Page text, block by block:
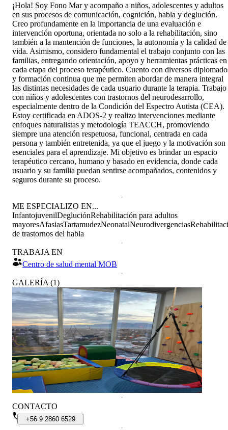
¡Hola! Soy Fono Mar y acompaño a niños, adolescentes y adultos
en sus procesos de comunicación, cognición, habla y deglución.
Creo profundamente en la importancia de una evaluación e
intervención oportuna, orientada no solo a la rehabilitación, sino
también a la mantención de funciones, la autonomía y la calidad de
vida. Asimismo, considero fundamental el trabajo conjunto con las
familias, entregando orientación, apoyo y herramientas prácticas en
cada etapa del proceso terapéutico. Cuento con diversos
y formación continua que me permiten abordar de manera integral
las distintas necesidades de cada usuario durante la terapia. Trabajo
con niños y adolescentes con trastornos del neurodesarrollo,
especialmente dentro de la Condición del Espectro Autista (CEA).
Estoy certificada en ADOS-2 y realizo intervenciones mediante
enfoques naturalistas y metodología TEACCH, promoviendo
siempre una atención respetuosa, funcional, centrada en cada
persona y también entretenida, ya que el juego y la motivación son
esenciales para el aprendizaje. Mi objetivo es brindar un espacio
terapéutico cercano, humano y basado en evidencia, donde cada
usuario y su familia puedan sentirse acompañados, contenidos y
seguros durante su proceso.
ME ESPECIALIZO EN...
InfantojuvenilDegluciónRehabilitación para adultos
mayoresAfasiasTartamudezNeonatalNeurodivergencias
de trastornos del habla
TRABAJA EN
Centro de salud mental MOB
GALERÍA (1)
CONTACTO
+56 9 2860 6529